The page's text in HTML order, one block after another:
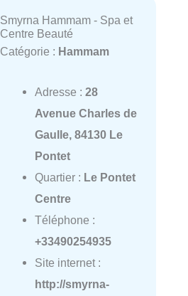
Smyrna Hammam - Spa et
Centre Beauté
Catégorie : Hammam
Adresse : 28
Avenue Charles de
Gaulle, 84130 Le
Pontet
Quartier : Le Pontet
Centre
Téléphone :
+33490254935
Site internet :
http://smyrna-